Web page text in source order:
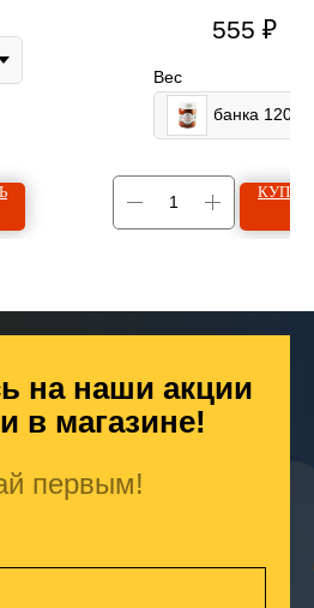
555 ₽
Вес
банка 120г
на наши акции
в магазине!
первым!